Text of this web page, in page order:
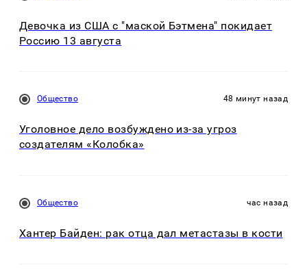
Девочка из США с "маской Бэтмена" покидает
Россию 13 августа
Общество 48 минут назад
Уголовное дело возбуждено из-за угроз
создателям «Колобка»
Общество час назад
Хантер Байден: рак отца дал метастазы в кости